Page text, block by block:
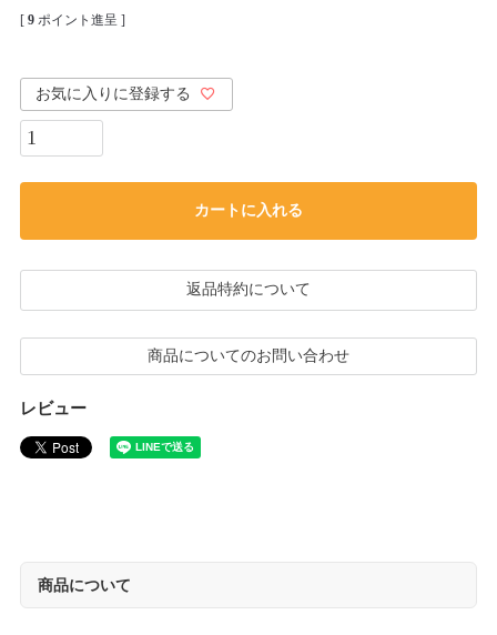
[ 9 ポイント進呈 ]
お気に入りに登録する
カートに入れる
返品特約について
商品についてのお問い合わせ
レビュー
商品について